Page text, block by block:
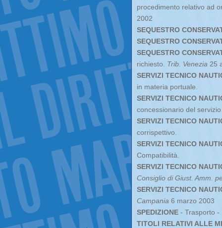
procedimento relativo ad
2002
SEQUESTRO
SEQUESTRO
SEQUESTRO
richiesto.
Trib. Venezia 25
SERVIZI TECNICO
in materia portuale.
SERVIZI TECNICO
concessionario del
SERVIZI TECNICO
corrispettivo.
SERVIZI TECNICO
Compatibilità.
SERVIZI TECNICO
Consiglio di Giust. Amm.
SERVIZI TECNICO
Campania 6 marzo 2003
SPEDIZIONE - Trasporto -
TITOLI RELATIVI ALLE